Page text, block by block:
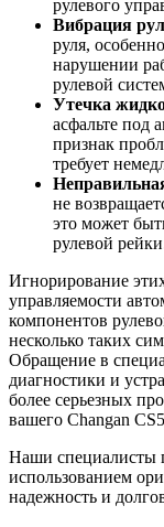
рулевого
Вибрация
руля,
нарушении
рулевой
Утечка
асфальте под
признак
требует
не
это может
рулевой
Игнорирование
управляемости
компонентов
несколько таких
Обращение в
диагностики и
более серьезных
вашего Changan
Наши специалисты
использованием
надежность и